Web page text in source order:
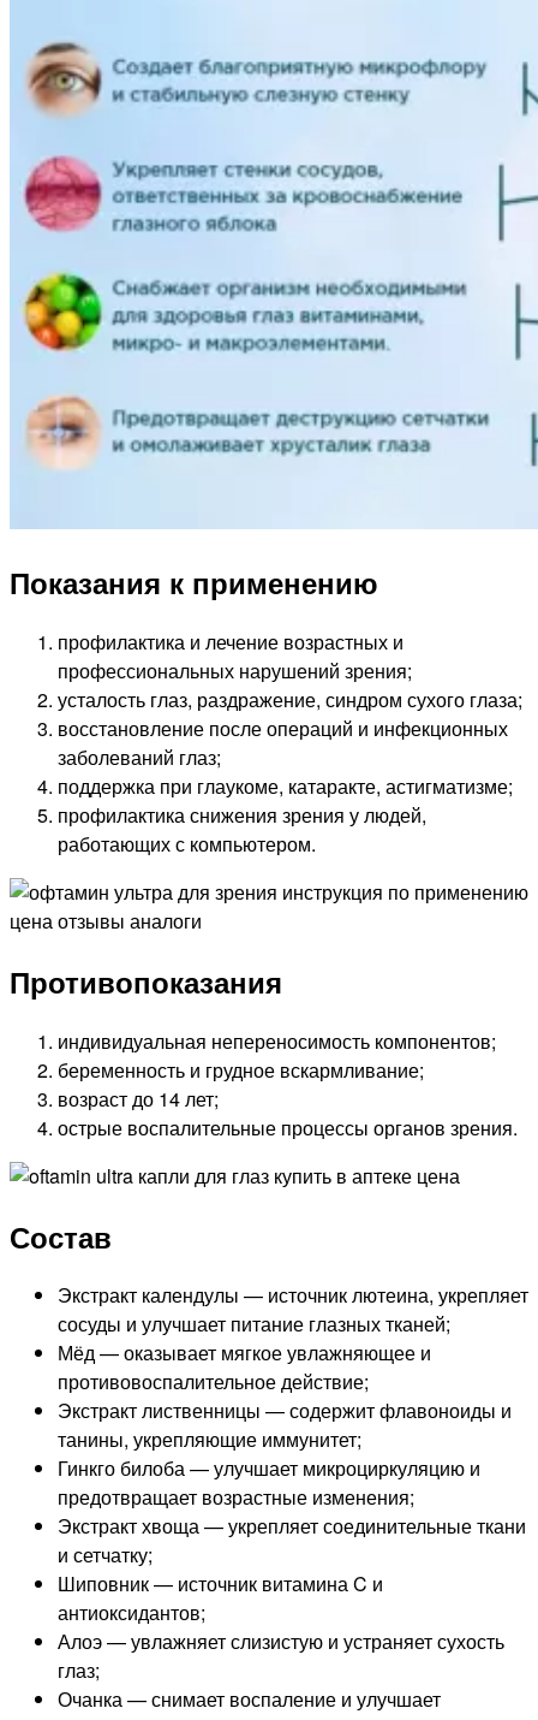
Показания к применению
профилактика и лечение возрастных и
профессиональных нарушений зрения;
усталость глаз, раздражение, синдром сухого глаза;
восстановление после операций и инфекционных
заболеваний глаз;
поддержка при глаукоме, катаракте, астигматизме;
профилактика снижения зрения у людей,
работающих с компьютером.
Противопоказания
индивидуальная непереносимость компонентов;
беременность и грудное вскармливание;
возраст до 14 лет;
острые воспалительные процессы органов зрения.
Состав
Экстракт календулы — источник лютеина, укрепляет
сосуды и улучшает питание глазных тканей;
Мёд — оказывает мягкое увлажняющее и
противовоспалительное действие;
Экстракт лиственницы — содержит флавоноиды и
танины, укрепляющие иммунитет;
Гинкго билоба — улучшает микроциркуляцию и
предотвращает возрастные изменения;
Экстракт хвоща — укрепляет соединительные ткани
и сетчатку;
Шиповник — источник витамина C и
антиоксидантов;
Алоэ — увлажняет слизистую и устраняет сухость
глаз;
Очанка — снимает воспаление и улучшает